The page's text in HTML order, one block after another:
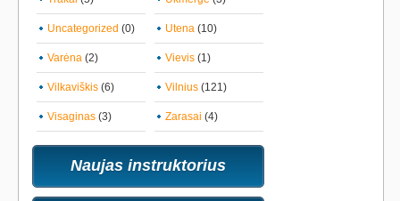
Uncategorized (0) Utena (10)
Varėna (2) Vievis (1)
Vilkaviškis (6) Vilnius (121)
Visaginas (3) Zarasai (4)
Naujas instruktorius